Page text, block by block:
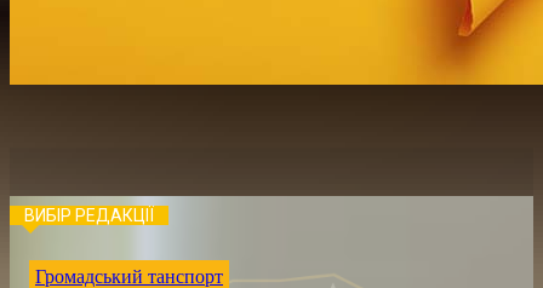
ВИБІР РЕДАКЦІЇ
Громадський танспорт